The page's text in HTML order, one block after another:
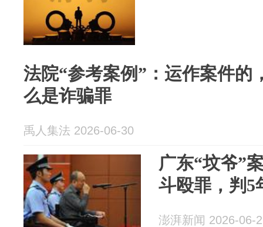
法院“参考案例”：运作案件的
么是诈骗罪
禹人集法 2026-06-30
广东“坟爷”
斗殴罪，判5
澎湃新闻 2026-06-